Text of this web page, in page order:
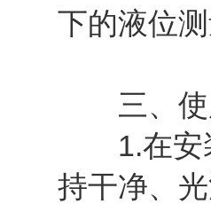
下的液位
三、使
1.在安装
持干净、